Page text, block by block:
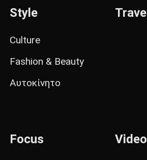
Style
Culture
Fashion & Beauty
Αυτοκίνητο
Travel
Focus Video